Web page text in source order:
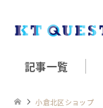
記事一覧
小倉北区ショップ